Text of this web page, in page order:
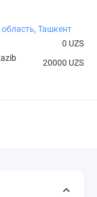
Ташкент
0 UZS
20000 UZS